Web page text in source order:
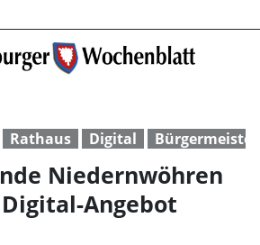
Samtgemeinde
Rathaus Digital
Niedernwöhren
Angebot